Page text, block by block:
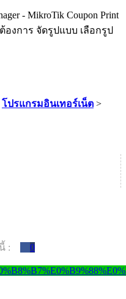
- MikroTik Coupon Print
งการ จัดรูปแบบ เลือกรูป
โปรแกรมอินเทอร์เน็ต >
: 0